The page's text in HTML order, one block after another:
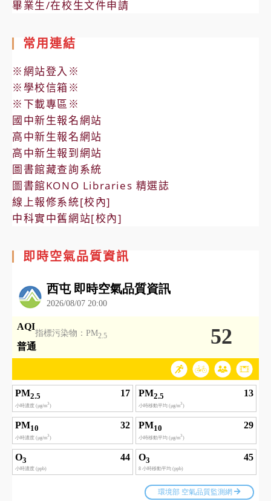
畢業生/在校生文件申請
常用連結
※網站登入※
※學校信箱※
※下載專區※
國中新生報名網站
高中新生報名網站
高中新生報到網站
圖書館藏查詢系統
圖書館KONO Libraries 精選誌
線上報修系統[校內]
中科實中舊網站[校內]
即時空氣品質資訊